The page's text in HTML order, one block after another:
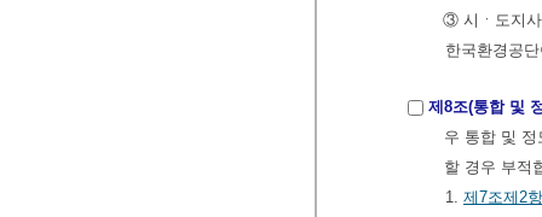
③ 시ㆍ도지사
한국환경공
제8조(통합 및
우 통합 및
할 경우 부적
1. 제7조제2항